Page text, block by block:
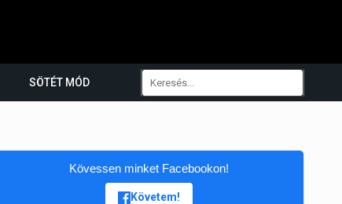
SÖTÉT MÓD
Kövessen minket Facebookon!
Követem!